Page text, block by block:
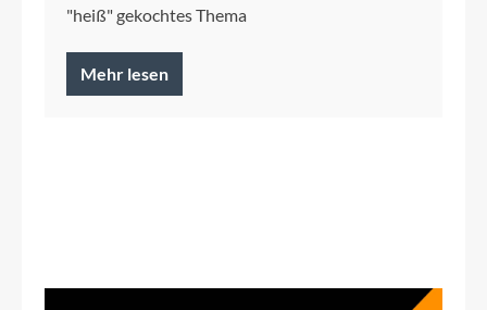
"heiß" gekochtes Thema
Mehr lesen